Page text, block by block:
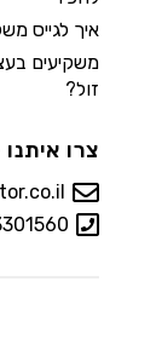
איך לגייס
משקיעים
זול?
צרו